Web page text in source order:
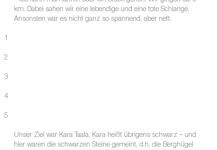
km. Dabei sahen wir eine lebendige und eine tote Schlange.
Ansonsten war es nicht ganz so spannend, aber nett.
1
2
3
4
5
Unser Ziel war Kara Taala. Kara heißt übrigens schwarz – und
hier waren die schwarzen Steine gemeint, d.h. die Berghügel